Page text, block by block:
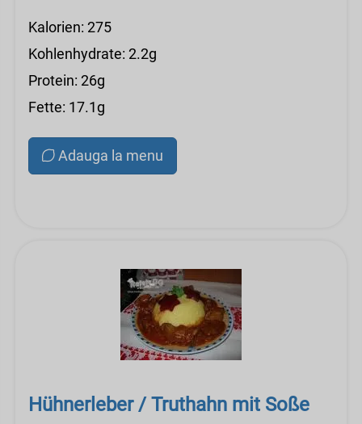
Kalorien: 275
Kohlenhydrate: 2.2g
Protein: 26g
Fette: 17.1g
Adauga la menu
Hühnerleber / Truthahn mit Soße